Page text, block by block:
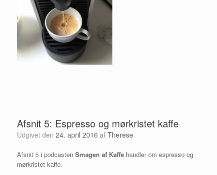
Afsnit 5: Espresso og mørkristet kaffe
Udgivet den 24. april 2016 af Therese
Afsnit 5 i podcasten Smagen af Kaffe handler om espresso og
mørkristet kaffe.